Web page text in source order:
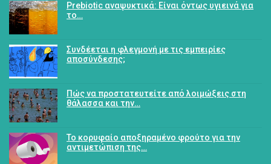
Prebiotic αναψυκτικά: Είναι όντως υγιεινά για
το…
Συνδέεται η φλεγμονή με τις εμπειρίες
αποσύνδεσης;
Πώς να προστατευτείτε από λοιμώξεις στη
θάλασσα και την…
Το κορυφαίο αποξηραμένο φρούτο για την
αντιμετώπιση της…